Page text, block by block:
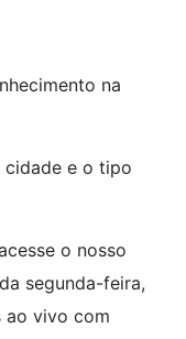
na
cidade e o tipo
o nosso
segunda-feira,
ao vivo com